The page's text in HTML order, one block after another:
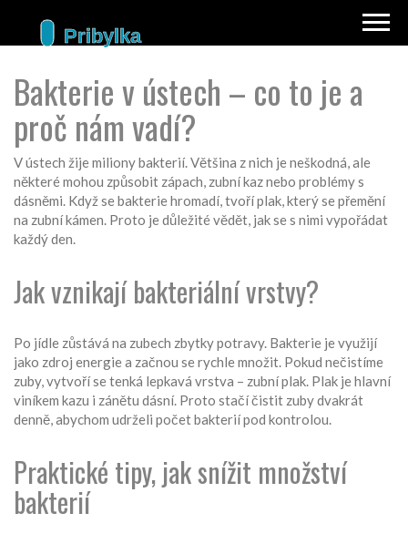
Bakterie v ústech – co to je a
proč nám vadí?
V ústech žije miliony bakterií. Většina z nich je neškodná, ale
některé mohou způsobit zápach, zubní kaz nebo problémy s
dásněmi. Když se bakterie hromadí, tvoří plak, který se přemění
na zubní kámen. Proto je důležité vědět, jak se s nimi vypořádat
každý den.
Jak vznikají bakteriální vrstvy?
Po jídle zůstává na zubech zbytky potravy. Bakterie je využijí
jako zdroj energie a začnou se rychle množit. Pokud nečistíme
zuby, vytvoří se tenká lepkavá vrstva – zubní plak. Plak je hlavní
viníkem kazu i zánětu dásní. Proto stačí čistit zuby dvakrát
denně, abychom udrželi počet bakterií pod kontrolou.
Praktické tipy, jak snížit množství
bakterií